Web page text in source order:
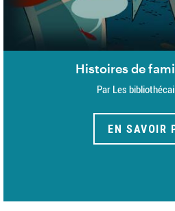
Histoires de
Par Les
EN SAVOIR